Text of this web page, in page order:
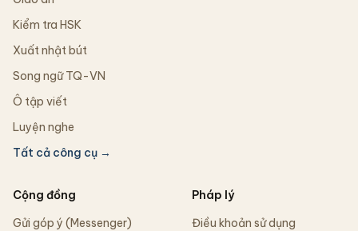
Kiểm tra HSK
Xuất nhật bút
Song ngữ TQ-VN
Ô tập viết
Luyện nghe
Tất cả công cụ →
Cộng đồng
Gửi góp ý (Messenger)
Pháp lý
Điều khoản sử dụng